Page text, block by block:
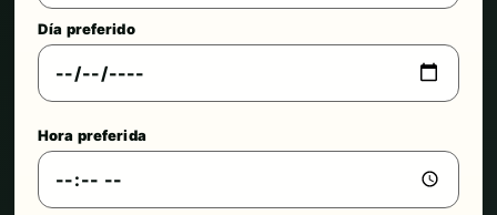
Día preferido
Hora preferida